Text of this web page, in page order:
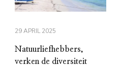
29 APRIL 2025
Natuurliefhebbers,
verken de diversiteit